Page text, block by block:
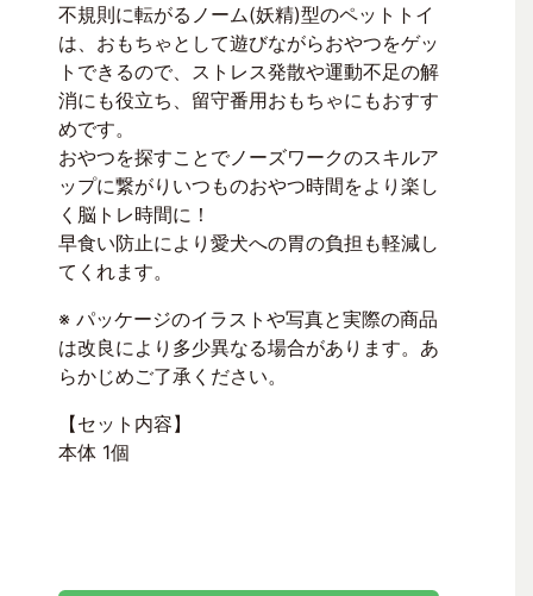
不規則に転がるノーム(妖精)型のペットトイ
は、おもちゃとして遊びながらおやつをゲッ
トできるので、ストレス発散や運動不足の解
消にも役立ち、留守番用おもちゃにもおすす
めです。
おやつを探すことでノーズワークのスキルア
ップに繋がりいつものおやつ時間をより楽し
く脳トレ時間に！
早食い防止により愛犬への胃の負担も軽減し
てくれます。
※ パッケージのイラストや写真と実際の商品
は改良により多少異なる場合があります。あ
らかじめご了承ください。
【セット内容】
本体 1個